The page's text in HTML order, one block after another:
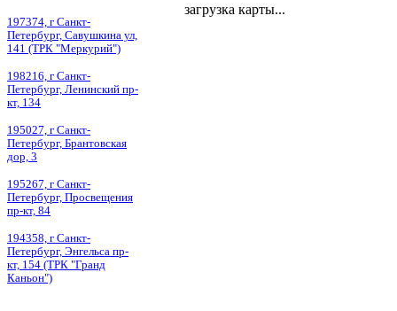
197374, г Санкт-
Петербург, Савушкина ул,
141 (ТРК "Меркурий")
198216, г Санкт-
Петербург, Ленинский пр-
кт, 134
195027, г Санкт-
Петербург, Брантовская
дор, 3
195267, г Санкт-
Петербург, Просвещения
пр-кт, 84
194358, г Санкт-
Петербург, Энгельса пр-
кт, 154 (ТРК "Гранд
Каньон")
загрузка карты...